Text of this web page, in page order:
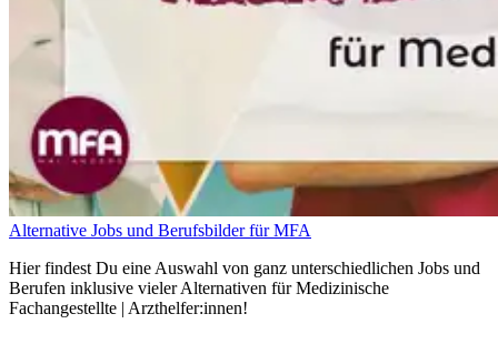
Alternative Jobs und Berufsbilder für MFA
Hier findest Du eine Auswahl von ganz unterschiedlichen Jobs und
Berufen inklusive vieler Alternativen für Medizinische
Fachangestellte | Arzthelfer:innen!